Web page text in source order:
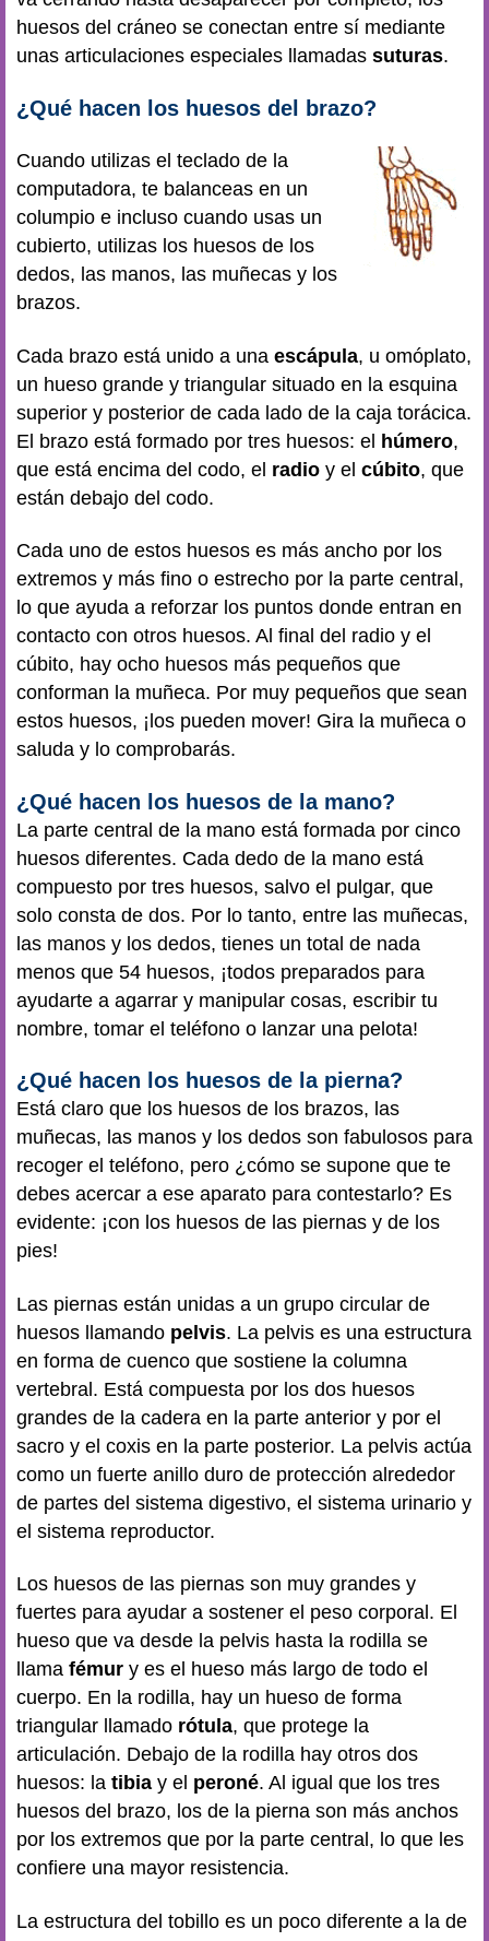
huesos del cráneo se conectan entre sí mediante
unas articulaciones especiales llamadas suturas.
¿Qué hacen los huesos del brazo?
Cuando utilizas el teclado de la
computadora, te balanceas en un
columpio e incluso cuando usas un
cubierto, utilizas los huesos de los
dedos, las manos, las muñecas y los
brazos.
Cada brazo está unido a una escápula, u omóplato,
un hueso grande y triangular situado en la esquina
superior y posterior de cada lado de la caja torácica.
El brazo está formado por tres huesos: el húmero,
que está encima del codo, el radio y el cúbito, que
están debajo del codo.
Cada uno de estos huesos es más ancho por los
extremos y más fino o estrecho por la parte central,
lo que ayuda a reforzar los puntos donde entran en
contacto con otros huesos. Al final del radio y el
cúbito, hay ocho huesos más pequeños que
conforman la muñeca. Por muy pequeños que sean
estos huesos, ¡los pueden mover! Gira la muñeca o
saluda y lo comprobarás.
¿Qué hacen los huesos de la mano?
La parte central de la mano está formada por cinco
huesos diferentes. Cada dedo de la mano está
compuesto por tres huesos, salvo el pulgar, que
solo consta de dos. Por lo tanto, entre las muñecas,
las manos y los dedos, tienes un total de nada
menos que 54 huesos, ¡todos preparados para
ayudarte a agarrar y manipular cosas, escribir tu
nombre, tomar el teléfono o lanzar una pelota!
¿Qué hacen los huesos de la pierna?
Está claro que los huesos de los brazos, las
muñecas, las manos y los dedos son fabulosos para
recoger el teléfono, pero ¿cómo se supone que te
debes acercar a ese aparato para contestarlo? Es
evidente: ¡con los huesos de las piernas y de los
pies!
Las piernas están unidas a un grupo circular de
huesos llamando pelvis. La pelvis es una estructura
en forma de cuenco que sostiene la columna
vertebral. Está compuesta por los dos huesos
grandes de la cadera en la parte anterior y por el
sacro y el coxis en la parte posterior. La pelvis actúa
como un fuerte anillo duro de protección alrededor
de partes del sistema digestivo, el sistema urinario y
el sistema reproductor.
Los huesos de las piernas son muy grandes y
fuertes para ayudar a sostener el peso corporal. El
hueso que va desde la pelvis hasta la rodilla se
llama fémur y es el hueso más largo de todo el
cuerpo. En la rodilla, hay un hueso de forma
triangular llamado rótula, que protege la
articulación. Debajo de la rodilla hay otros dos
huesos: la tibia y el peroné. Al igual que los tres
huesos del brazo, los de la pierna son más anchos
por los extremos que por la parte central, lo que les
confiere una mayor resistencia.
La estructura del tobillo es un poco diferente a la de